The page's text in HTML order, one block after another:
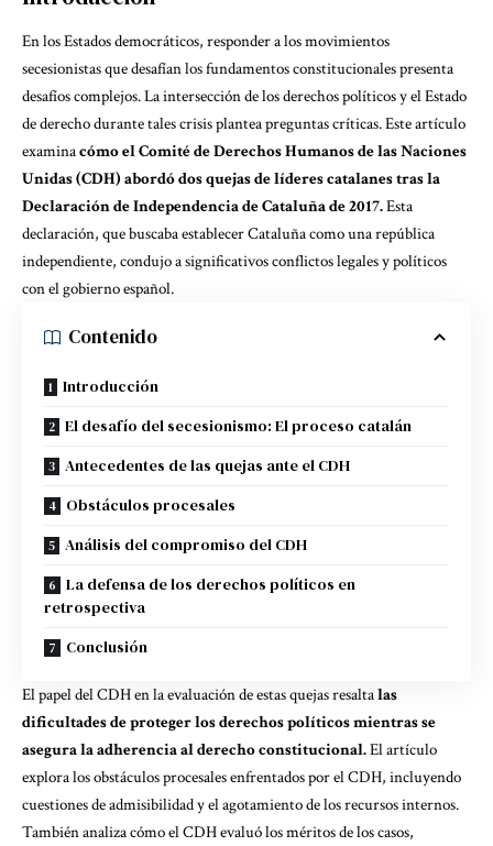
En los Estados democráticos, responder a los movimientos
secesionistas que desafían los fundamentos constitucionales presenta
desafíos complejos. La intersección de los derechos políticos y el Estado
de derecho durante tales crisis plantea preguntas críticas. Este artículo
examinacómo el Comité de Derechos Humanos de las Naciones
Unidas (CDH) abordó dos quejas de líderes catalanes tras la
Declaración de Independencia de Cataluña de 2017.Esta
declaración, que buscaba establecer Cataluña como una república
independiente, condujo a significativos conflictos legales y políticos
con el gobierno español.
Contenido
Introducción
El desafío del secesionismo: El proceso catalán
Antecedentes de las quejas ante el CDH
Obstáculos procesales
Análisis del compromiso del CDH
La defensa de los derechos políticos en
retrospectiva
Conclusión
El papel del CDH en la evaluación de estas quejas resaltalas
dificultades de proteger los derechos políticos mientras se
asegura la adherencia al derecho constitucional.El artículo
explora los obstáculos procesales enfrentados por el CDH, incluyendo
cuestiones de admisibilidad y el agotamiento de los recursos internos.
También analiza cómo el CDH evaluó los méritos de los casos,